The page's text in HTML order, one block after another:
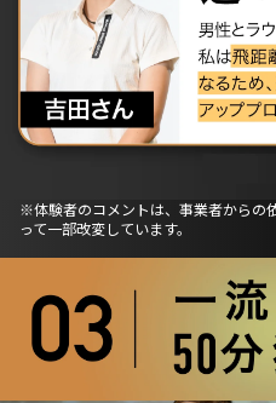
※体験者のコメントは、事業者からの
って一部改変しています。